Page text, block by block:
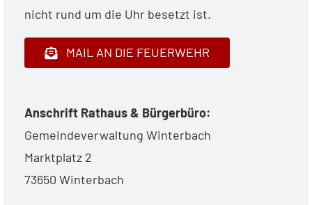
nicht rund um die Uhr besetzt ist.
MAIL AN DIE FEUERWEHR
Anschrift Rathaus & Bürgerbüro:
Gemeindeverwaltung Winterbach
Marktplatz 2
73650 Winterbach